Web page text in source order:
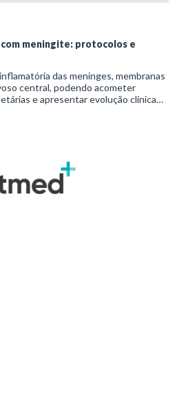
meningite: protocolos e
das meninges, membranas
central, podendo acometer
e apresentar evolução clínica